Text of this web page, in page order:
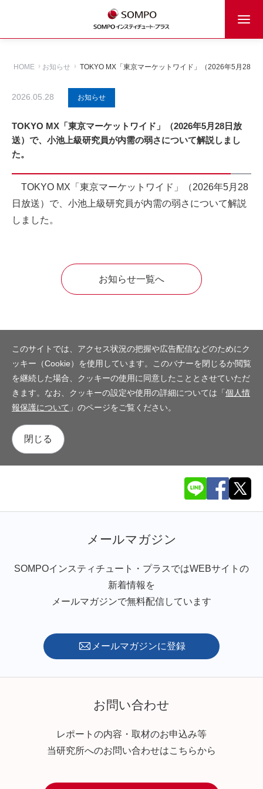
HOME お知らせ TOKYO MX「東京マーケットワイド」（2026年5月28日
2026.05.28 お知らせ
TOKYO MX「東京マーケットワイド」（2026年5月28日放
送）で、小池上級研究員が内需の弱さについて解説しまし
た。
TOKYO MX「東京マーケットワイド」（2026年5月28
日放送）で、小池上級研究員が内需の弱さについて解説
しました。
お知らせ一覧へ
このサイトでは、アクセス状況の把握や広告配信などのためにク
ッキー（Cookie）を使用しています。このバナーを閉じるか閲覧
を継続した場合、クッキーの使用に同意したこととさせていただ
きます。なお、クッキーの設定や使用の詳細については「個人情
報保護について 」のページをご覧ください。
閉じる
メールマガジン
SOMPOインスティチュート・プラスではWEBサイトの
新着情報を
メールマガジンで無料配信しています
メールマガジンに登録
お問い合わせ
レポートの内容・取材のお申込み等
当研究所へのお問い合わせはこちらから